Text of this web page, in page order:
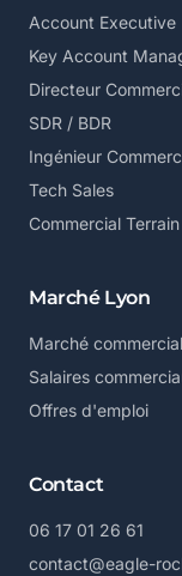
Account Executive
Key Account
Directeur
SDR / BDR
Ingénieur
Tech Sales
Commercial Terrain
Marché Lyon
Marché
Salaires
Offres d'emploi
Contact
06 17 01 26 61
contact@eagle-